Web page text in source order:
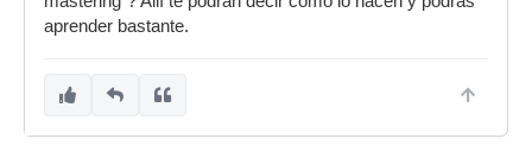
aprender bastante.